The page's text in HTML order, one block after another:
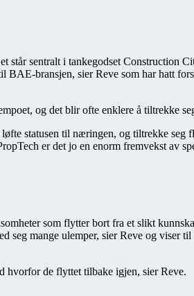
sentralt i tankegodset Construction
bransjen, sier Reve som har hatt
og det blir ofte enklere å tiltrekke
statusen til næringen, og tiltrekke seg
er det jo en enorm fremvekst av
som flytter bort fra et slikt
mange ulemper, sier Reve og viser
hvorfor de flyttet tilbake igjen, sier Reve.